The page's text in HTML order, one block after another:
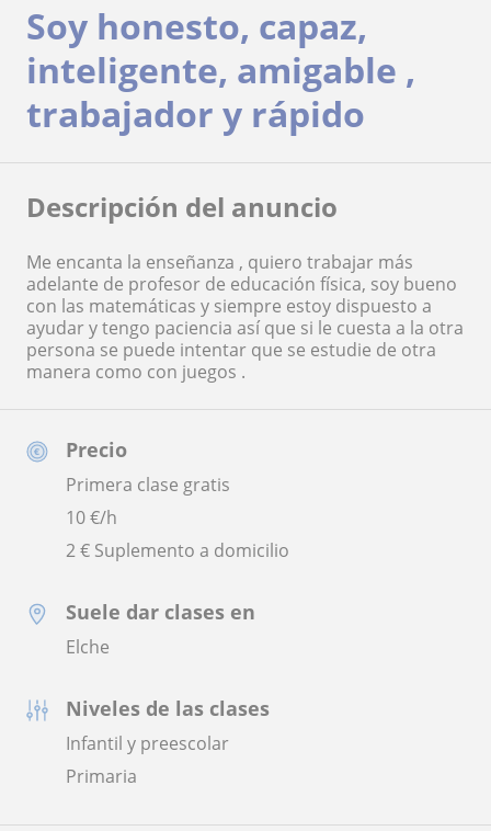
Precio
Primera clase gratis
10€/h
2 € Suplemento a domicilio
Suele dar clases en
Elche
Niveles de las clases
Infantil y preescolar
Primaria
Soy honesto, capaz,
inteligente, amigable ,
trabajador y rápido
Descripción del anuncio
Me encanta la enseñanza , quiero trabajar más
adelante de profesor de educación física, soy bueno
con las matemáticas y siempre estoy dispuesto a
ayudar y tengo paciencia así que si le cuesta a la otra
persona se puede intentar que se estudie de otra
manera como con juegos .